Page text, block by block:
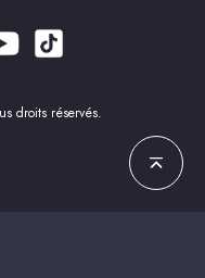
droits réservés.